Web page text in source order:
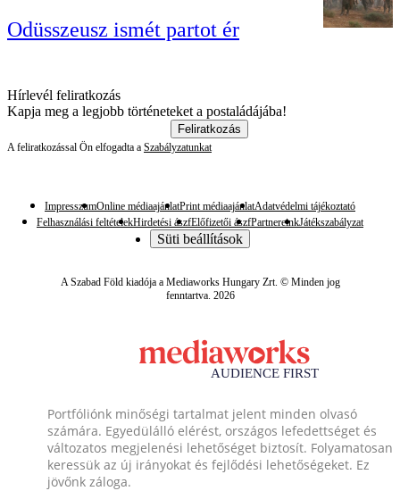
Odüsszeusz ismét partot ér
Hírlevél feliratkozás
Kapja meg a legjobb történeteket a postaládájába!
Feliratkozás
A feliratkozással Ön elfogadta a Szabályzatunkat
ImpresszumOnline médiaajánlatPrint médiaajánlatAdatvédelmi tájékoztató
Felhasználási feltételekHirdetési ászfElőfizetői ászfPartnereinkJátékszabályzat
Süti beállítások
A Szabad Föld kiadója a Mediaworks Hungary Zrt. © Minden jog
fenntartva. 2026
Portfóliónk minőségi tartalmat jelent minden olvasó
számára. Egyedülálló elérést, országos lefedettséget és
változatos megjelenési lehetőséget biztosít. Folyamatosan
keressük az új irányokat és fejlődési lehetőségeket. Ez
jövőnk záloga.